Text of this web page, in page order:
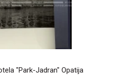
"Park-Jadran" Opatija